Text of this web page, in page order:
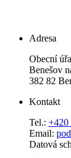
Adresa
Obecní
Benešov
382 82
Kontakt
Tel.: +420
Email:
Datová